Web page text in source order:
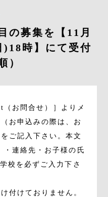
の募集を【11月
時】にて受付
）
お問合せ）］よりメ
お申込みの際は、お
ご記入下さい。本文
連絡先・お子様の氏
校を必ずご入力下さ
付けておりません。